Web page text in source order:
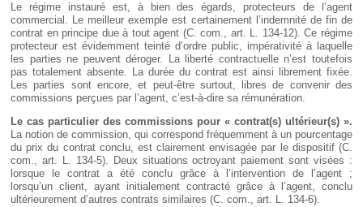
Le régime instauré est, à bien des égards, protecteurs de l’agent
commercial. Le meilleur exemple est certainement l’indemnité de fin de
contrat en principe due à tout agent (C. com., art. L. 134-12). Ce régime
protecteur est évidemment teinté d’ordre public, impérativité à laquelle
les parties ne peuvent déroger. La liberté contractuelle n’est toutefois
pas totalement absente. La durée du contrat est ainsi librement fixée.
Les parties sont encore, et peut-être surtout, libres de convenir des
commissions perçues par l’agent, c’est-à-dire sa rémunération.
Le cas particulier des commissions pour « contrat(s) ultérieur(s) ».
La notion de commission, qui correspond fréquemment à un pourcentage
du prix du contrat conclu, est clairement envisagée par le dispositif (C.
com., art. L. 134-5). Deux situations octroyant paiement sont visées :
lorsque le contrat a été conclu grâce à l’intervention de l’agent ;
lorsqu’un client, ayant initialement contracté grâce à l’agent, conclu
ultérieurement d’autres contrats similaires (C. com., art. L. 134-6).